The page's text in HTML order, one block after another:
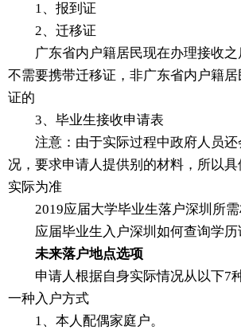
1、报到证
2、迁移证
广东省内户籍居民现在办理接收之
不需要携带迁移证，非广东省内户籍
证的
3、毕业生接收申请表
注意：由于实际过程中政府人员还
况，要求申请人提供别的材料，所以
实际为准
2019应届大学毕业生落户深圳所需
应届毕业生入户深圳如何查询学历
未来落户地点选项
申请人根据自身实际情况从以下7
一种入户方式
1、本人配偶家庭户。